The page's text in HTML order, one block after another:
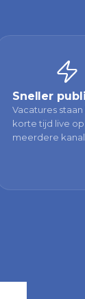
Sneller
Vacatures
korte tijd live op
meerdere